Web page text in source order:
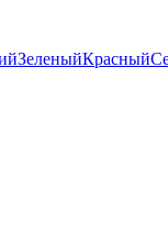
ЗеленыйКрасный